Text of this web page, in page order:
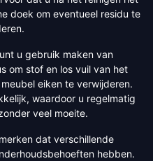
doek om eventueel residu te
u gebruik maken van
om stof en los vuil van het
eiken te verwijderen.
waardoor u regelmatig
veel moeite.
dat verschillende
hebben.